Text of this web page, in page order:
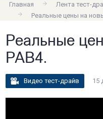
Главная Лента тест-
Реальные цены на
Реальные
РАВ4.
Видео тест-драйв 15